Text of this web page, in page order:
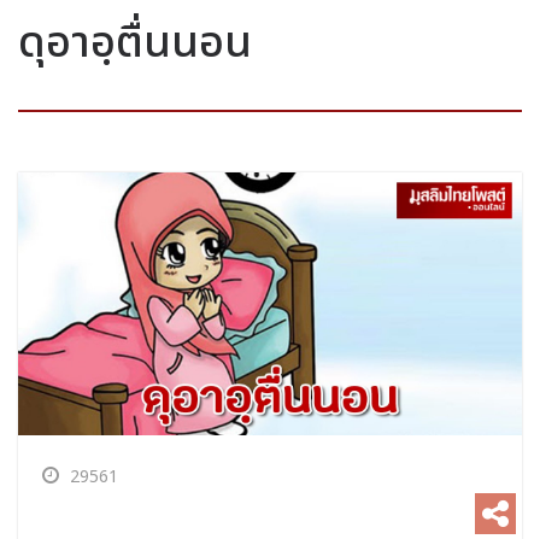
ดุอาอฺตื่นนอน
29561